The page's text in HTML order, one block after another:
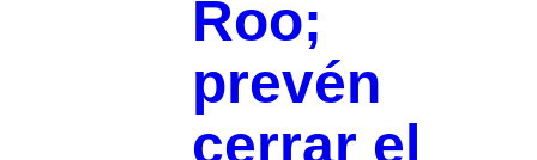
Roo;
prevén
cerrar el